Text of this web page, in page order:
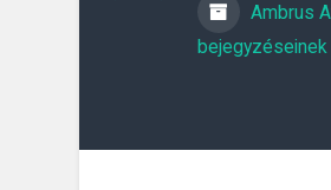
Ambrus